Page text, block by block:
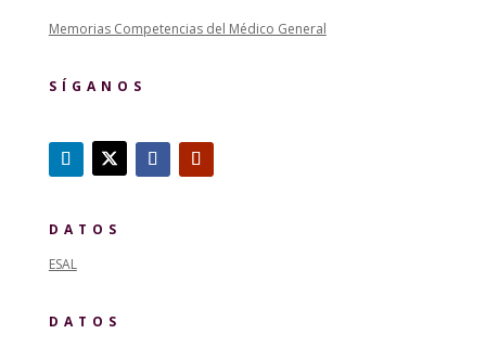
Memorias Competencias del Médico General
SÍGANOS
DATOS
ESAL
DATOS